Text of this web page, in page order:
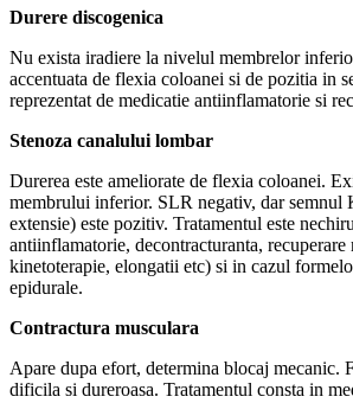
Durere discogenica
Nu exista iradiere la nivelul membrelor
accentuata de flexia coloanei si de pozitia in
reprezentat de medicatie antiinflamatorie si
Stenoza canalului lombar
Durerea este ameliorate de flexia coloanei.
membrului inferior. SLR negativ, dar semnul
extensie) este pozitiv. Tratamentul este
antiinflamatorie, decontracturanta,
kinetoterapie, elongatii etc) si in cazul
epidurale.
Contractura musculara
Apare dupa efort, determina blocaj mecanic.
dificila si dureroasa. Tratamentul consta in